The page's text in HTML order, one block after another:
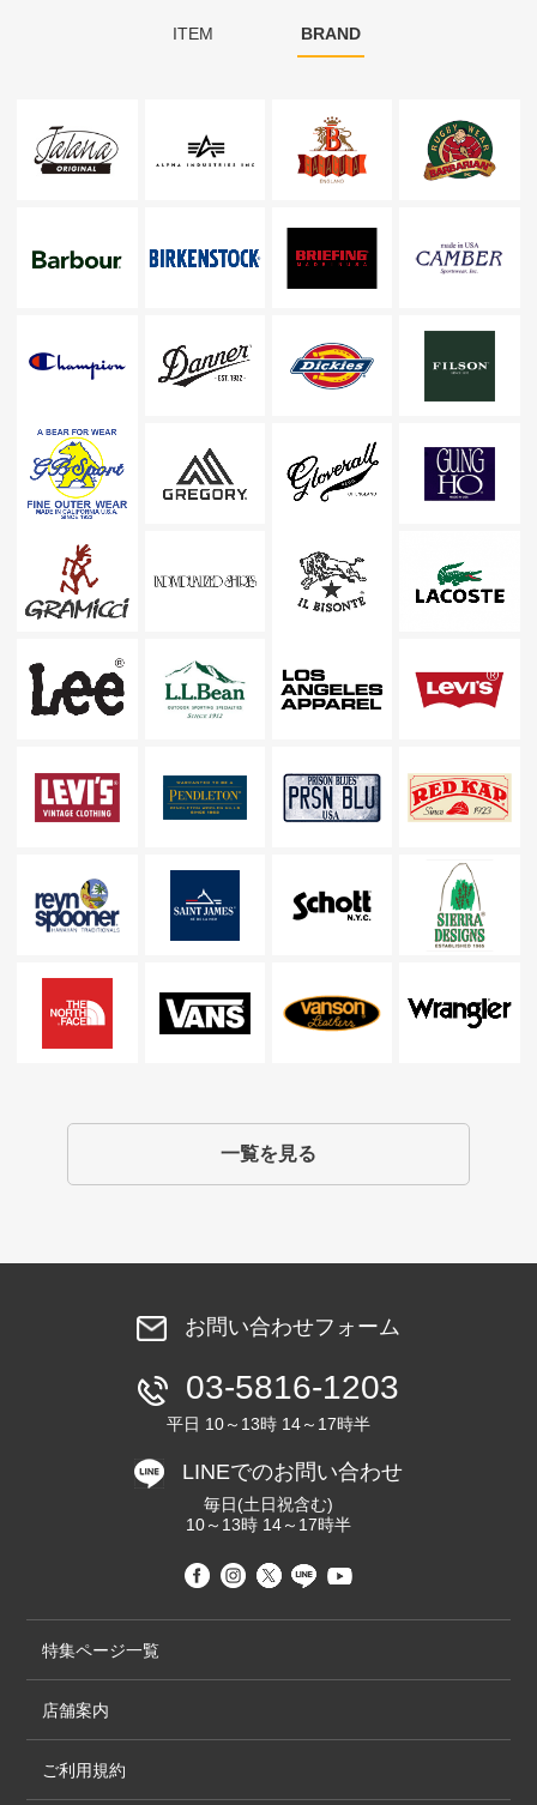
ITEM BRAND
一覧を見る
お問い合わせフォーム
03-5816-1203
平日 10～13時 14～17時半
LINEでのお問い合わせ
毎日(土日祝含む)
10～13時 14～17時半
特集ページ一覧
店舗案内
ご利用規約